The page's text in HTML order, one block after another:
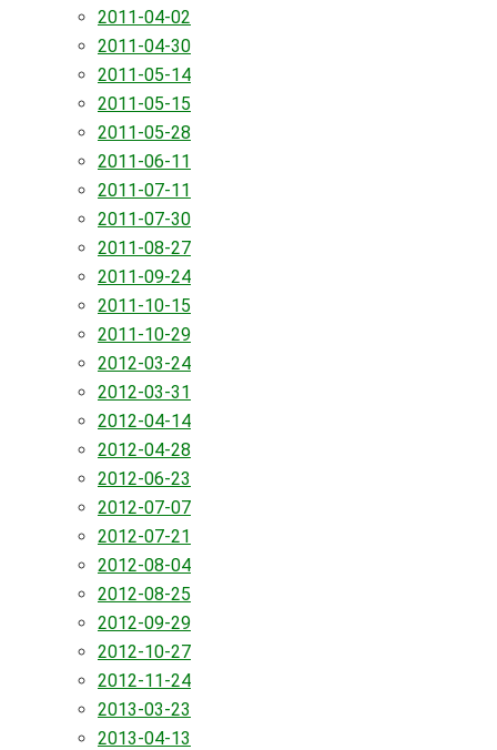
2011-04-02
2011-04-30
2011-05-14
2011-05-15
2011-05-28
2011-06-11
2011-07-11
2011-07-30
2011-08-27
2011-09-24
2011-10-15
2011-10-29
2012-03-24
2012-03-31
2012-04-14
2012-04-28
2012-06-23
2012-07-07
2012-07-21
2012-08-04
2012-08-25
2012-09-29
2012-10-27
2012-11-24
2013-03-23
2013-04-13